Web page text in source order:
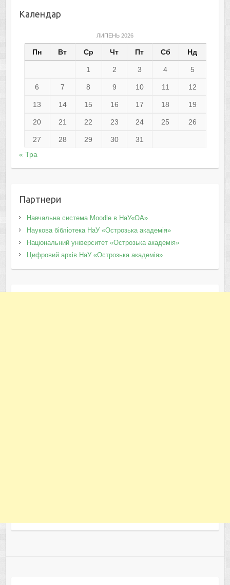
Календар
ЛИПЕНЬ 2026
Пн Вт Ср Чт Пт Сб Нд
1 2 3 4 5
6 7 8 9 10 11 12
13 14 15 16 17 18 19
20 21 22 23 24 25 26
27 28 29 30
31
« Тра
Партнери
Навчальна система Moodle в НаУ«ОА»
Наукова бібліотека НаУ «Острозька академія»
Національний університет «Острозька академія»
Цифровий архів НаУ «Острозька академія»